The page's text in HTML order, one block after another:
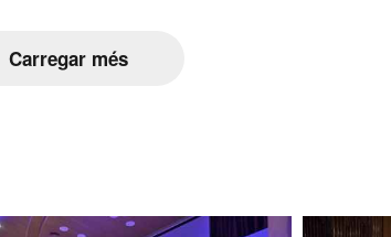
Carregar més